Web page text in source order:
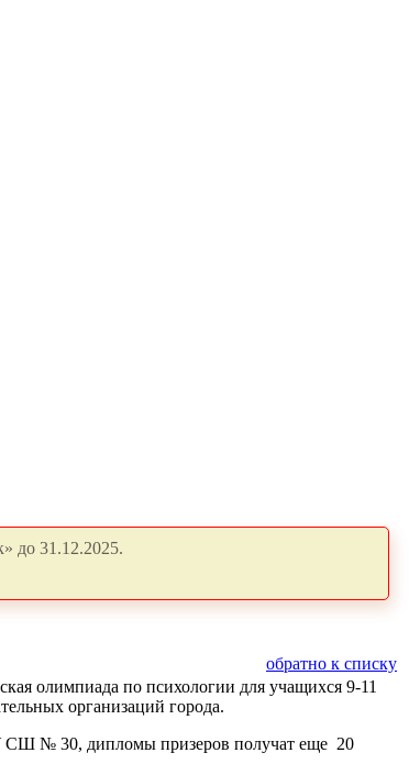
до 31.12.2025.
обратно к списку
олимпиада по психологии для учащихся 9-11
организаций города.
СШ № 30, дипломы призеров получат еще 20